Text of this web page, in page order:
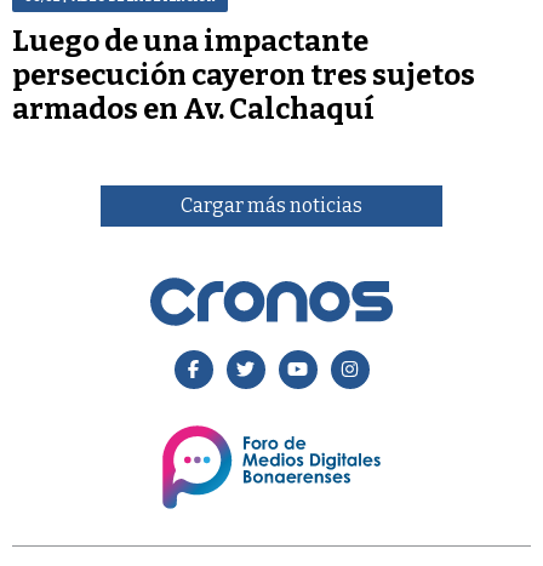
Luego de una impactante
persecución cayeron tres sujetos
armados en Av. Calchaquí
Cargar más noticias